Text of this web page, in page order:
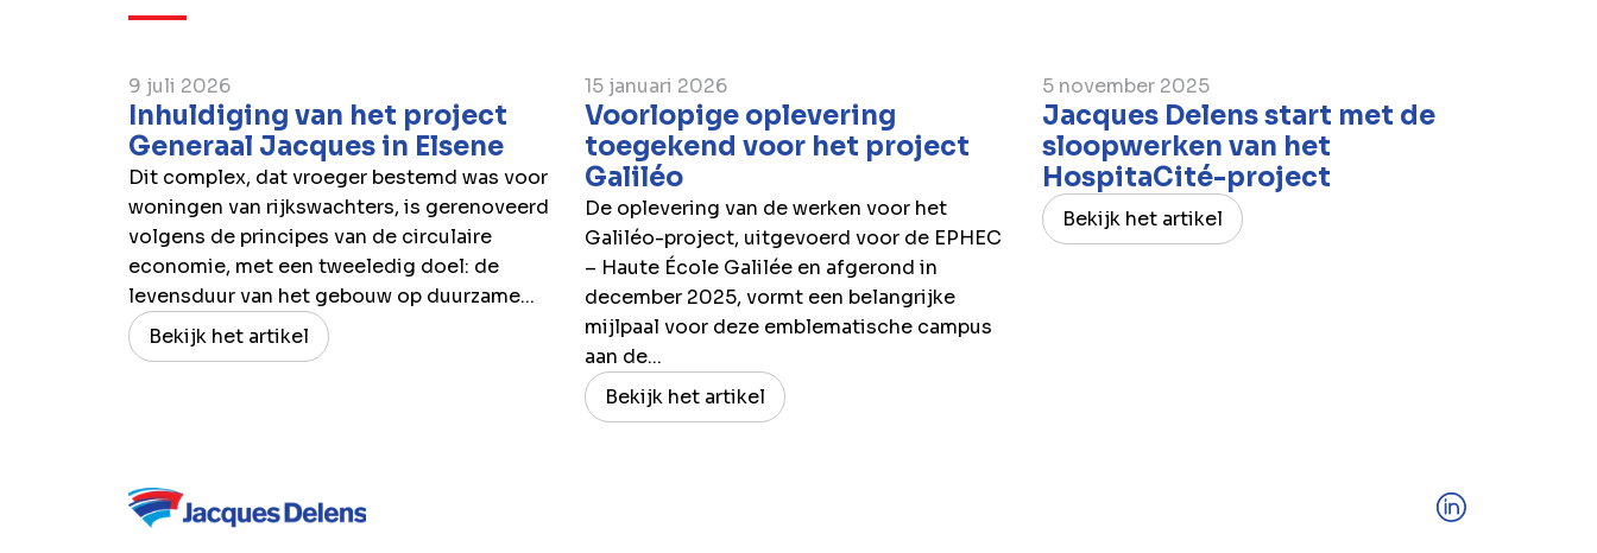
9 juli 2026
Inhuldiging van het project
Generaal Jacques in Elsene
Dit complex, dat vroeger bestemd was voor
woningen van rijkswachters, is gerenoveerd
volgens de principes van de circulaire
economie, met een tweeledig doel: de
levensduur van het gebouw op duurzame...
Bekijk het artikel
15 januari 2026
Voorlopige oplevering
toegekend voor het project
Galiléo
De oplevering van de werken voor het
Galiléo-project, uitgevoerd voor de EPHEC
– Haute École Galilée en afgerond in
december 2025, vormt een belangrijke
mijlpaal voor deze emblematische campus
aan de...
Bekijk het artikel
5 november 2025
Jacques Delens start met de
sloopwerken van het
HospitaCité-project
Bekijk het artikel